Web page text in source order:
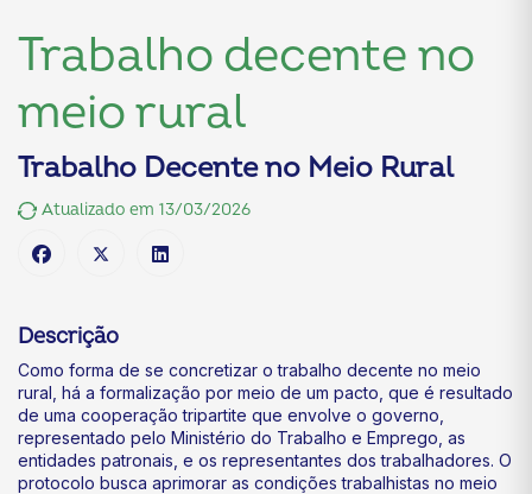
Trabalho decente no
meio rural
Trabalho Decente no Meio Rural
Atualizado em 13/03/2026
Descrição
Como forma de se concretizar o trabalho decente no meio
rural, há a formalização por meio de um pacto, que é resultado
de uma cooperação tripartite que envolve o governo,
representado pelo Ministério do Trabalho e Emprego, as
entidades patronais, e os representantes dos trabalhadores. O
protocolo busca aprimorar as condições trabalhistas no meio